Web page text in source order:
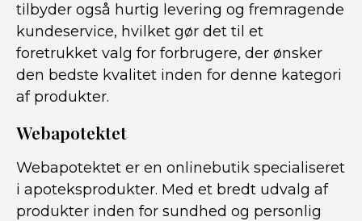
tilbyder også hurtig levering og fremragende
kundeservice, hvilket gør det til et
foretrukket valg for forbrugere, der ønsker
den bedste kvalitet inden for denne kategori
af produkter.
Webapotektet
Webapotektet er en onlinebutik specialiseret
i apoteksprodukter. Med et bredt udvalg af
produkter inden for sundhed og personlig